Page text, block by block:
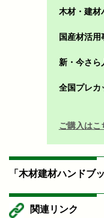
木材・建材
国産材活用
新・今さら
全国プレカ
ご購入はこ
「木材建材ハンドブ
関連リンク